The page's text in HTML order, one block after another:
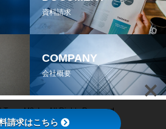
資料請求
COMPANY
会社概要
M2, Inc All Rights Reserved.
請求はこちら